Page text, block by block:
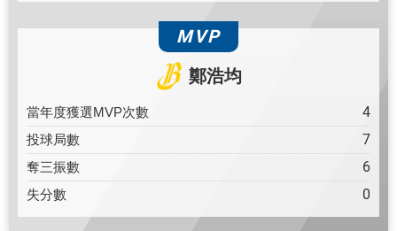
MVP
鄭浩均
當年度獲選MVP次數 4
投球局數 7
奪三振數 6
失分數 0